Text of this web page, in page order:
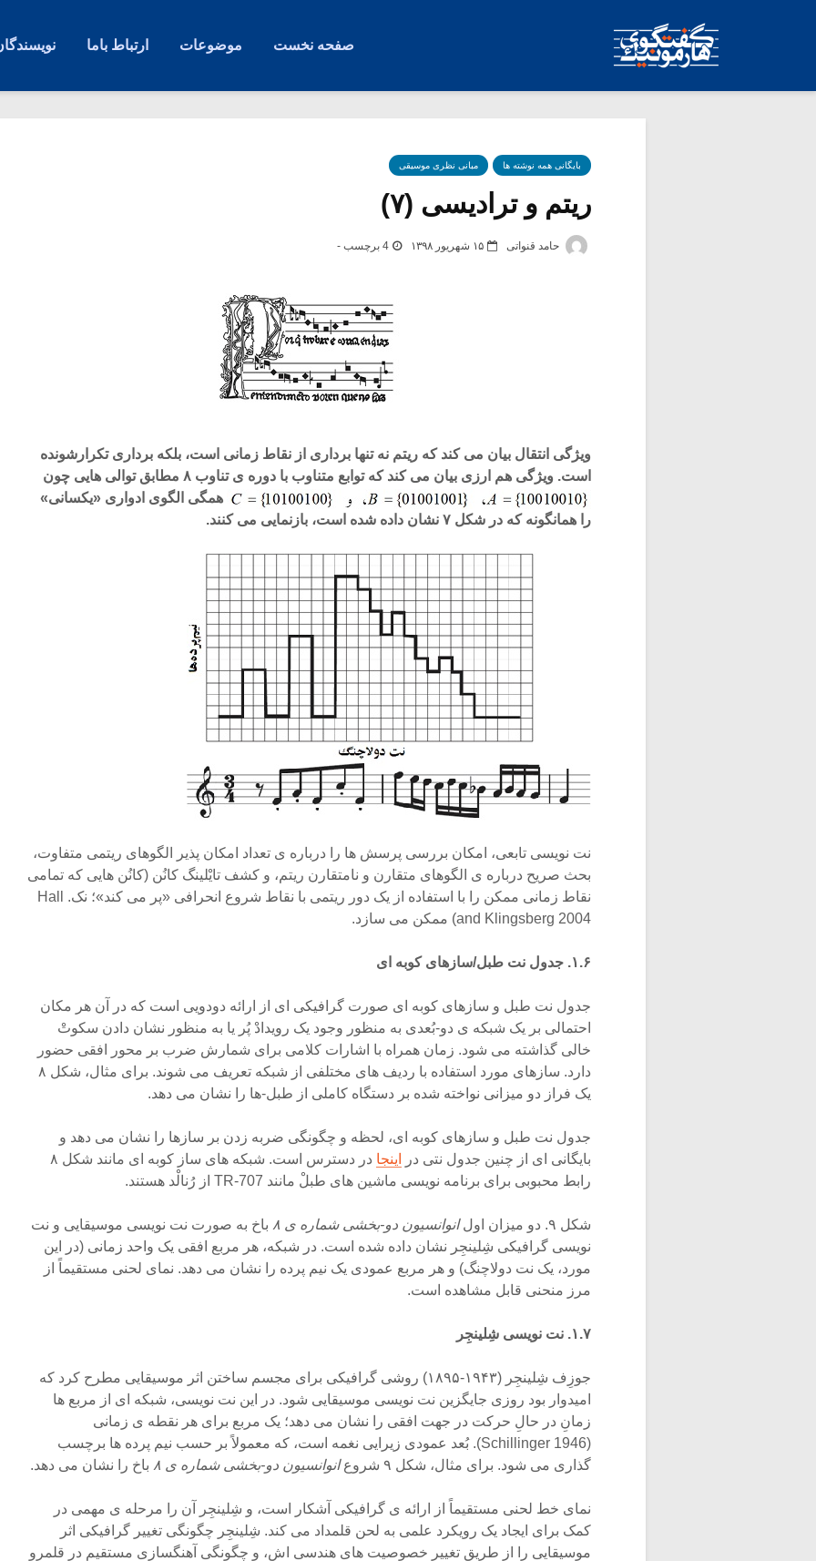
صفحه نخست موضوعات ارتباط باما
بایگانی همه نوشته ها مبانی نظری موسیقی
ریتم و ترادیسی (۷)
حامد قنواتی ۱۵ شهریور ۱۳۹۸ 4 برچسب -
ویژگی انتقال بیان می کند که ریتم نه تنها برداری از نقاط زمانی است، بلکه برداری تکرارشونده
است. ویژگی هم ارزی بیان می کند که توابع متناوب با دوره ی تناوب ۸ مطابق توالی هایی چون
همگی الگوی ادواری «یکسانی»
را همانگونه که در شکل ۷ نشان داده شده است، بازنمایی می کنند.
نت نویسی تابعی، امکان بررسی پرسش ها را درباره ی تعداد امکان پذیر الگوهای ریتمی متفاوت،
بحث صریح درباره ی الگوهای متقارن و نامتقارن ریتم، و کشف تایْلینگ کانُن (کانُن هایی که تمامی
نقاط زمانی ممکن را با استفاده از یک دور ریتمی با نقاط شروع انحرافی «پر می کند»؛ نک. Hall
and Klingsberg 2004) ممکن می سازد.
۱.۶. جدول نت طبل/سازهای کوبه ای
جدول نت طبل و سازهای کوبه ای صورت گرافیکی ای از ارائه دودویی است که در آن هر مکان
احتمالی بر یک شبکه ی دو-بُعدی به منظور وجود یک رویدادْ پُر یا به منظور نشان دادن سکوتْ
خالی گذاشته می شود. زمان همراه با اشارات کلامی برای شمارش ضرب بر محور افقی حضور
دارد. سازهای مورد استفاده با ردیف های مختلفی از شبکه تعریف می شوند. برای مثال، شکل ۸
یک فراز دو میزانی نواخته شده بر دستگاه کاملی از طبل-ها را نشان می دهد.
جدول نت طبل و سازهای کوبه ای، لحظه و چگونگی ضربه زدن بر سازها را نشان می دهد و
بایگانی ای از چنین جدول نتی در
اینجا
در دسترس است. شبکه های ساز کوبه ای مانند شکل ۸
رابط محبوبی برای برنامه نویسی ماشین های طبلْ مانند TR-707 از رُنالْد هستند.
شکل ۹. دو میزان اول انوانسیون دو-بخشی شماره ی ۸
باخ به صورت نت نویسی موسیقایی و نت
نویسی گرافیکی شِلینجِر نشان داده شده است. در شبکه، هر مربع افقی یک واحد زمانی (در این
مورد، یک نت دولاچنگ) و هر مربع عمودی یک نیم پرده را نشان می دهد. نمای لحنی مستقیماً از
مرز منحنی قابل مشاهده است.
۱.۷. نت نویسی شِلینجِر
جوزِف شِلینجِر (۱۹۴۳-۱۸۹۵) روشی گرافیکی برای مجسم ساختن اثر موسیقایی مطرح کرد که
امیدوار بود روزی جایگزین نت نویسی موسیقایی شود. در این نت نویسی، شبکه ای از مربع ها
زمانِ در حالِ حرکت در جهت افقی را نشان می دهد؛ یک مربع برای هر نقطه ی زمانی
(Schillinger 1946). بُعد عمودی زیرایی نغمه است، که معمولاً بر حسب نیم پرده ها برچسب
گذاری می شود. برای مثال، شکل ۹ شروع
انوانسیون دو-بخشی شماره ی ۸ باخ را نشان می دهد.
نمای خط لحنی مستقیماً از ارائه ی گرافیکی آشکار است، و شِلینجِر آن را مرحله ی مهمی در
کمک برای ایجاد یک رویکرد علمی به لحن قلمداد می کند. شِلینجِر چگونگی تغییر گرافیکی اثر
موسیقایی را از طریق تغییر خصوصیت های هندسی اش، و چگونگی آهنگسازی مستقیم در قلمرو